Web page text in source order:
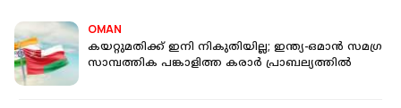
OMAN
കയറ്റുമതിക്ക് ഇനി നികുതിയില്ല; ഇന്ത്യ-ഒമാൻ സമ​ഗ്ര
സാമ്പത്തിക പങ്കാളിത്ത കരാർ പ്രാബല്യത്തിൽ